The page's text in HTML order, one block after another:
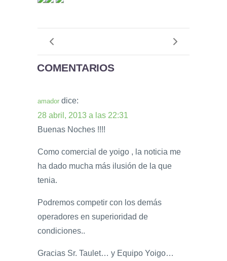
COMENTARIOS
amador dice:
28 abril, 2013 a las 22:31
Buenas Noches !!!!
Como comercial de yoigo , la noticia me
ha dado mucha más ilusión de la que
tenia.
Podremos competir con los demás
operadores en superioridad de
condiciones..
Gracias Sr. Taulet… y Equipo Yoigo…